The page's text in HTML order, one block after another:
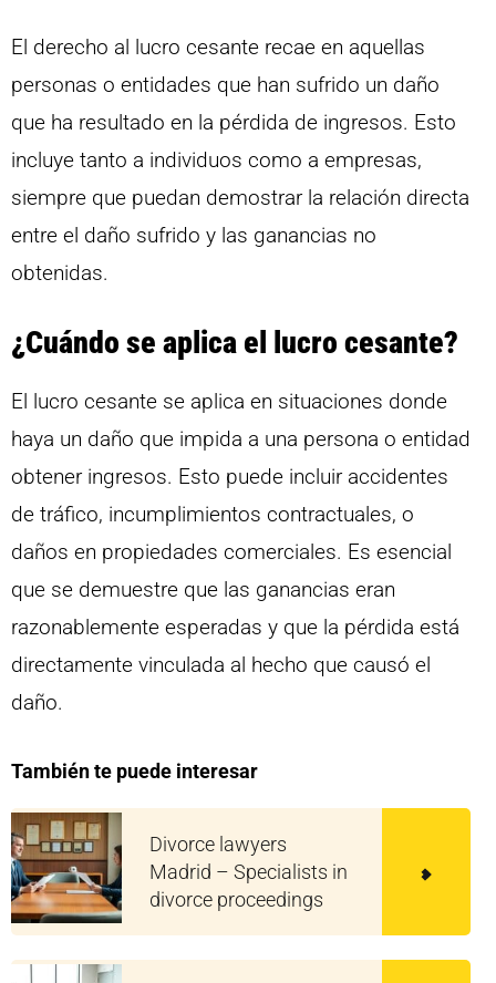
El derecho al lucro cesante recae en aquellas
personas o entidades que han sufrido un daño
que ha resultado en la pérdida de ingresos. Esto
incluye tanto a individuos como a empresas,
siempre que puedan demostrar la relación directa
entre el daño sufrido y las ganancias no
obtenidas.
¿Cuándo se aplica el lucro cesante?
El lucro cesante se aplica en situaciones donde
haya un daño que impida a una persona o entidad
obtener ingresos. Esto puede incluir accidentes
de tráfico, incumplimientos contractuales, o
daños en propiedades comerciales. Es esencial
que se demuestre que las ganancias eran
razonablemente esperadas y que la pérdida está
directamente vinculada al hecho que causó el
daño.
También te puede interesar
Divorce lawyers
Madrid – Specialists in
divorce proceedings